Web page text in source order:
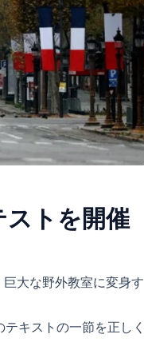
トを開催
大な野外教室に変身す
キストの一節を正しく